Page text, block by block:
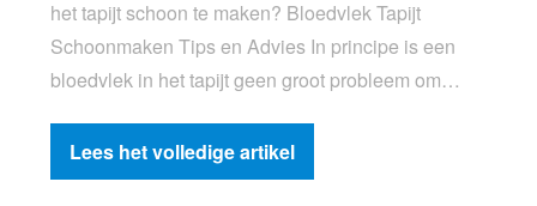
het tapijt schoon te maken? Bloedvlek Tapijt
Schoonmaken Tips en Advies In principe is een
bloedvlek in het tapijt geen groot probleem om…
Lees het volledige artikel